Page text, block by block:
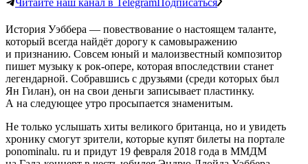
История Уэббера — повествование о настоящем таланте,
который всегда найдёт дорогу к самовыражению
и признанию. Совсем юный и малоизвестный композитор
пишет музыку к рок-опере, которая впоследствии станет
легендарной. Собравшись с друзьями (среди которых был
Ян Гилан), он на свои деньги записывает пластинку.
А на следующее утро просыпается знаменитым.
Не только услышать хиты великого британца, но и увидеть
хронику смогут зрители, которые купят билеты на портале
ponominalu. ru и придут 19 февраля 2018 года в ММДМ